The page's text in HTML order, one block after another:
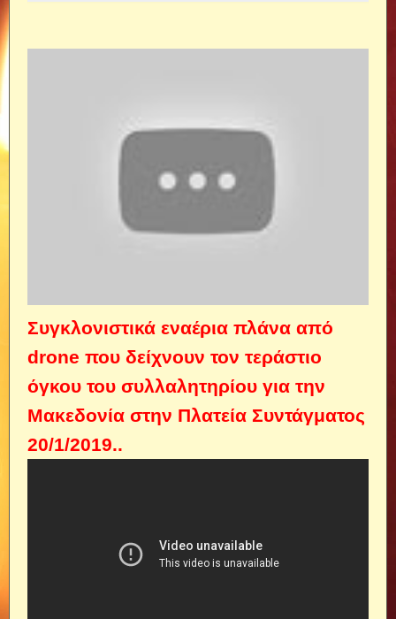
Συγκλονιστικά εναέρια πλάνα από
drone που δείχνουν τον τεράστιο
όγκου του συλλαλητηρίου για την
Μακεδονία στην Πλατεία Συντάγματος
20/1/2019..